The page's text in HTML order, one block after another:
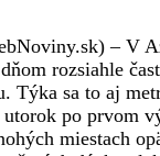
– V
rozsiahle
Týka sa to aj
po prvom
miestach